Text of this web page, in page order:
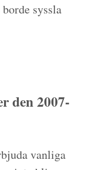
syssla
den 2007-
vanliga